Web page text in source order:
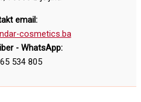
email:
cosmetics.ba
- WhatsApp:
534 805